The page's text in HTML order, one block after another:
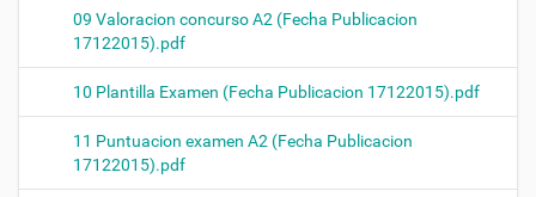
09 Valoracion concurso A2 (Fecha Publicacion
17122015).pdf
10 Plantilla Examen (Fecha Publicacion 17122015).pdf
11 Puntuacion examen A2 (Fecha Publicacion
17122015).pdf